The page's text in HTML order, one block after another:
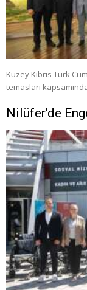
Kuzey Kıbrıs Türk
temasları
Nilüfer’de